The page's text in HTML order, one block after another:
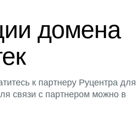
домена
к партнеру Руцентра для
связи с партнером можно в